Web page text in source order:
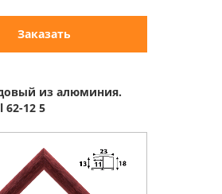
Заказать
из алюминия.
62-12 5